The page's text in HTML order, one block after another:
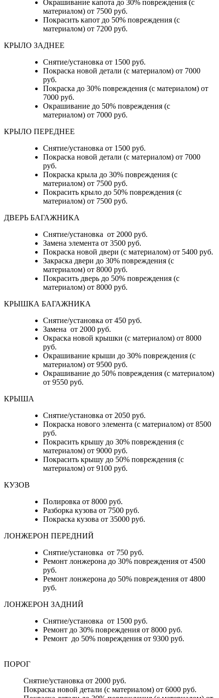
Окрашивание капота до 30% повреждения (с
материалом) от 7500 руб.
Покрасить капот до 50% повреждения (с
материалом) от 7200 руб.
КРЫЛО ЗАДНЕЕ
Снятие/установка от 1500 руб.
Покраска новой детали (с материалом) от 7000
руб.
Покраска до 30% повреждения (с материалом) от
7000 руб.
Окрашивание до 50% повреждения (с
материалом) от 7000 руб.
КРЫЛО ПЕРЕДНЕЕ
Снятие/установка от 1500 руб.
Покраска новой детали (с материалом) от 7000
руб.
Покраска крыла до 30% повреждения (с
материалом) от 7500 руб.
Покрасить крыло до 50% повреждения (с
материалом) от 7500 руб.
ДВЕРЬ БАГАЖНИКА
Снятие/установка от 2000 руб.
Замена элемента от 3500 руб.
Покраска новой двери (с материалом) от 5400 руб.
Закраска двери до 30% повреждения (с
материалом) от 8000 руб.
Покрасить дверь до 50% повреждения (с
материалом) от 8000 руб.
КРЫШКА БАГАЖНИКА
Снятие/установка от 450 руб.
Замена от 2000 руб.
Окраска новой крышки (с материалом) от 8000
руб.
Окрашивание крыши до 30% повреждения (с
материалом) от 9500 руб.
Окрашивание до 50% повреждения (с материалом)
от 9550 руб.
КРЫША
Снятие/установка от 2050 руб.
Покраска нового элемента (с материалом) от 8500
руб.
Покрасить крышу до 30% повреждения (с
материалом) от 9000 руб.
Покрасить крышу до 50% повреждения (с
материалом) от 9100 руб.
КУЗОВ
Полировка от 8000 руб.
Разборка кузова от 7500 руб.
Покраска кузова от 35000 руб.
ЛОНЖЕРОН ПЕРЕДНИЙ
Снятие/установка от 750 руб.
Ремонт лонжерона до 30% повреждения от 4500
руб.
Ремонт лонжерона до 50% повреждения от 4800
руб.
ЛОНЖЕРОН ЗАДНИЙ
Снятие/установка от 1500 руб.
Ремонт до 30% повреждения от 8000 руб.
Ремонт до 50% повреждения от 9300 руб.
ПОРОГ
Снятие/установка от 2000 руб.
Покраска новой детали (с материалом) от 6000 руб.